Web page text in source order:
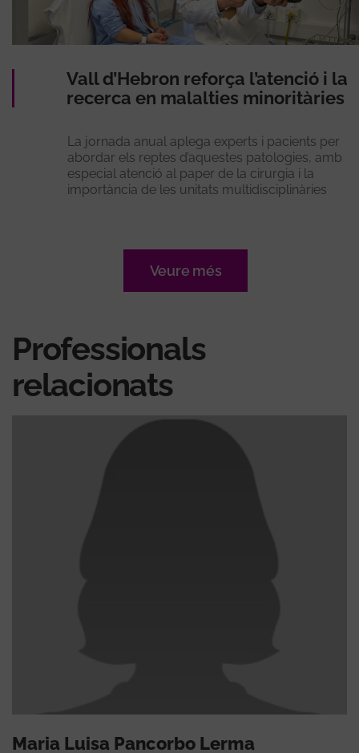
Vall d’Hebron reforça l’atenció i la
recerca en malalties minoritàries
La jornada anual aplega experts i pacients per
abordar els reptes d’aquestes patologies, amb
especial atenció al paper de la cirurgia i la
importància de les unitats multidisciplinàries
Veure més
Professionals
relacionats
Maria Luisa Pancorbo Lerma